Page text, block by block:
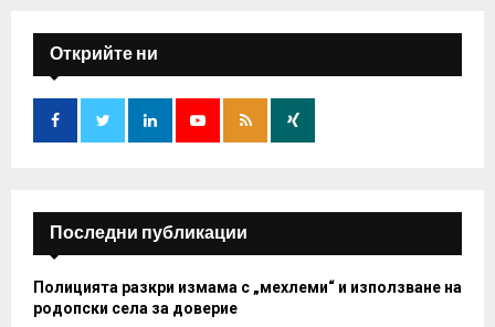
f
o
:
E
A
H
Открийте ни
Последни публикации
Полицията разкри измама с „мехлеми“ и използване на
родопски села за доверие